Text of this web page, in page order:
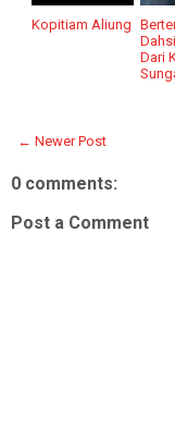
Kopitiam Aliung
Dari
← Newer Post
0 comments:
Post a Comment